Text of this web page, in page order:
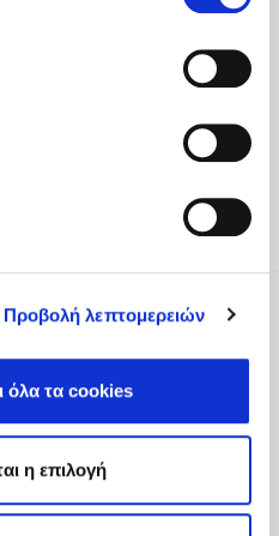
Προβολή λεπτομερειών
όλα τα cookies
η επιλογή
exclusive
please register
Sign Up